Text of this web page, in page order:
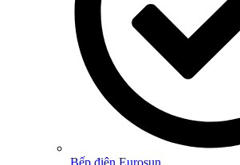
Bếp điện Eurosun